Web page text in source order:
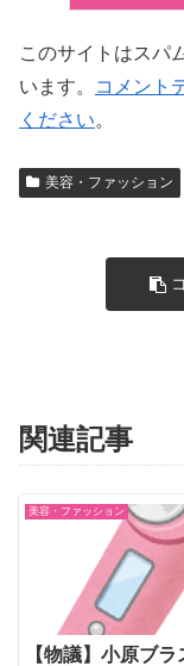
このサイトはスパ
います。
コメント
ください。
美容・ファッション
関連記事
美容・ファッション
【物議】小原ブ